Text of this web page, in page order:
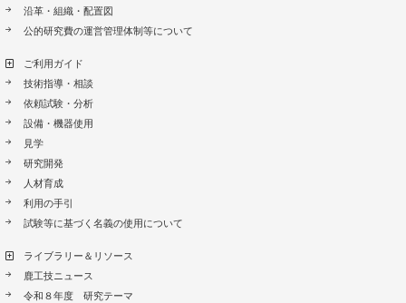
沿革・組織・配置図
公的研究費の運営管理体制等について
ご利用ガイド
技術指導・相談
依頼試験・分析
設備・機器使用
見学
研究開発
人材育成
利用の手引
試験等に基づく名義の使用について
ライブラリー＆リソース
鹿工技ニュース
令和８年度 研究テーマ